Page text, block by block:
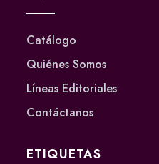
Catálogo
Quiénes Somos
Líneas Editoriales
Contáctanos
ETIQUETAS